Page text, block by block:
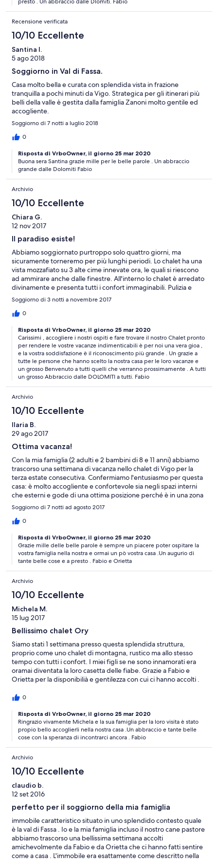
Recensione verificata
10/10 Eccellente
Santina I.
5 ago 2018
Soggiorno in Val di Fassa.
Casa molto bella e curata con splendida vista in frazione
tranquilla a pochi minuti da Vigo. Strategica per gli itinerari più
belli della valle è gestita dalla famiglia Zanoni molto gentile ed
accogliente.
Soggiorno di 7 notti a luglio 2018
0
Risposta di VrboOwner, il giorno 25 mar 2020
Buona sera Santina grazie mille per le belle parole . Un abbraccio
grande dalle Dolomiti Fabio
Archivio
10/10 Eccellente
Chiara G.
12 nov 2017
Il paradiso esiste!
Abbiamo soggiornato purtroppo solo quattro giorni, ma
sicuramente torneremo per più lunghi periodi. Lo chalet ha una
vista mozzafiato su 3 alte cime innevate ora, le quali si riescono
ad ammirare anche dalle finestre. All'interno lo chalet è arredato
divinamente e presenta tutti i confort immaginabili. Pulizia e
ordine mai trovati prima. Inoltre la gentilezza, disponibilità e
accoglienza dei proprietari sono quanto di più ammirevole si
possa trovare! Grazie🤗🤗🤗😍
Soggiorno di 3 notti a novembre 2017
0
Risposta di VrboOwner, il giorno 25 mar 2020
Carissimi , accogliere i nostri ospiti e fare trovare il nostro Chalet pronto
per rendere le vostre vacanze indimenticabili è per noi una vera gioa ,
e la vostra soddisfazione è il riconoscimento più grande . Un grazie a
tutte le persone che hanno scelto la nostra casa per le loro vacanze e
un grosso Benvenuto a tutti quelli che verranno prossimamente . A tutti
un grosso Abbraccio dalle DOLOMITI a tutti. Fabio
Archivio
10/10 Eccellente
Ilaria B.
29 ago 2017
Ottima vacanza!
Con la mia famiglia (2 adulti e 2 bambini di 8 e 11 anni) abbiamo
trascorso una settimana di vacanza nello chalet di Vigo per la
terza estate consecutiva. Confermiamo l'entusiasmo per questa
casa: è molto accogliente e confortevole sia negli spazi interni
che esterni e gode di una ottima posizione perché è in una zona
molto tranquilla ma nello stesso tempo consente di raggiungere
il centro del paese e l'impianto della cabinovia del Catinaccio con
soli 5-10 minuti di cammino. Un ringraziamento particolare a
Torneremo!!!
Soggiorno di 7 notti ad agosto 2017
0
Risposta di VrboOwner, il giorno 25 mar 2020
Grazie mille delle belle parole è sempre un piacere poter ospitare la
vostra famiglia nella nostra e ormai un pò vostra casa .Un augurio di
tante belle cose e a presto . Fabio e Orietta
Archivio
10/10 Eccellente
Michela M.
15 lug 2017
Bellissimo chalet Ory
Siamo stati 1 settimana presso questa splendida struttura,
proprio come uno chalet di montagna, rustico ma allo stesso
tempo con tutti i confort. I miei figli se ne sono innamorati era
oramai diventata la loro casetta delle fiabe. Grazie a Fabio e
Orietta per la disponibilià e gentilezza con cui ci hanno accolti .
0
Risposta di VrboOwner, il giorno 25 mar 2020
Ringrazio vivamente Michela e la sua famiglia per la loro visita è stato
propio bello accoglierli nella nostra casa .Un abbraccio e tante belle
cose con la speranza di incontrarci ancora . Fabio
Archivio
10/10 Eccellente
claudio b.
12 set 2016
perfetto per il soggiorno della mia famiglia
immobile caratteristico situato in uno splendido contesto quale
è la val di Fassa . Io e la mia famiglia incluso il nostro cane pastore
abbiamo trascorso una bellissima settimana accolti
amichevolmente da Fabio e da Orietta che ci hanno fatti sentire
come a casa . L'immobile era esattamente come descritto nella